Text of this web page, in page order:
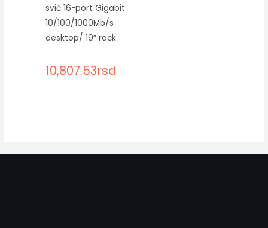
svič 16-port Gigabit
10/100/1000Mb/s
desktop/ 19” rack
10,807.53rsd